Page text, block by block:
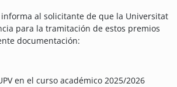
al solicitante de que la Universitat
para la tramitación de estos premios
documentación:
en el curso académico 2025/2026